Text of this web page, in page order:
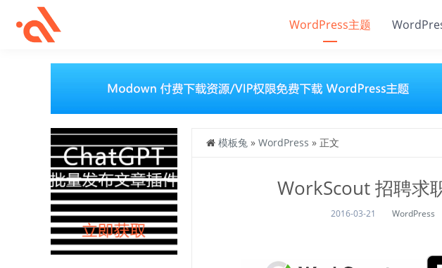
WordPress主题
模板兔 » WordPress » 正文
WorkScout 招聘求
2016-03-21 WordPress